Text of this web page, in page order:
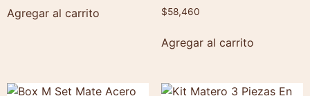
Agregar al carrito $58,460
Agregar al carrito